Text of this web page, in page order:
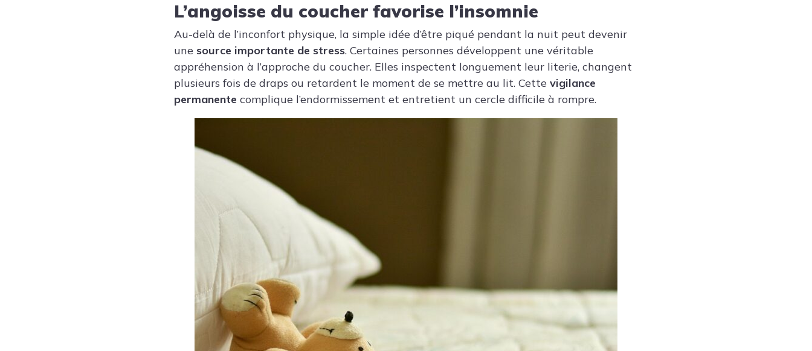
L’angoisse du coucher favorise l’insomnie
Au-delà de l’inconfort physique, la simple idée d’être piqué pendant la nuit peut devenir
une source importante de stress. Certaines personnes développent une véritable
appréhension à l’approche du coucher. Elles inspectent longuement leur literie, changent
plusieurs fois de draps ou retardent le moment de se mettre au lit. Cette vigilance
permanente complique l’endormissement et entretient un cercle difficile à rompre.